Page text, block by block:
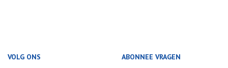
VOLG ONS ABONNEE VRAGEN